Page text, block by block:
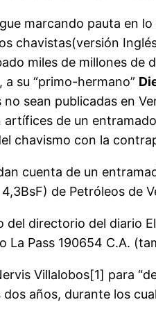
marcando pauta en
chavistas(versión
miles de millones
, a su “primo-hermano”
sean publicadas en
artífices de un
chavismo con la
cuenta de un
de Petróleos de
directorio del diario
Pass 190654 C.A.
Villalobos[1] para
años, durante los